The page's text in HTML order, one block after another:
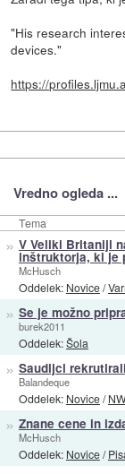
"His research
devices."
https://
Vredno ogleda ...
Tema
» V Veliki Britaniji
inštruktorja, ki je
McHusch
Oddelek: Novice/
» Se je možno
burek2011
Oddelek:Šola
» Saudijci
Balandeque
Oddelek: Novice/
» Znane cene in
McHusch
Oddelek: Novice/